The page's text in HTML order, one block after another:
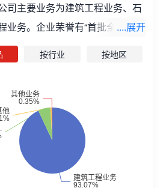
司主要业务为建筑工程业务、石
业务。企业荣誉有“首批全国建筑
”、“全国用户满意施工企业”、“全
信用企业”、“全国五一劳动奖状”
业”、“全国优秀施工企业”、“全国
等荣誉称号。获得“全国文明单位”
同重信用企业”“全国建筑业AAA级
全国模范劳动关系和谐企业”“全国
企业”“全国用户满意安装企业”“中
....展开
按行业 按地区